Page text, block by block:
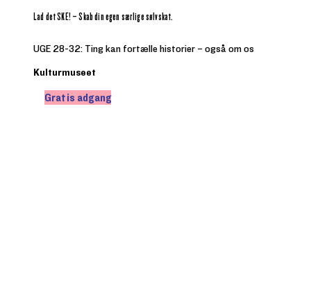
Lad det SKE! – Skab din egen særlige sølvskat.
UGE 28-32: Ting kan fortælle historier – også om os
Kulturmuseet
Gratis adgang